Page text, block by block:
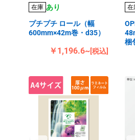
在庫 あり
プチプチ ロール（幅
600mm×42m巻・d35）
￥1,196.6~[税込]
在
梱